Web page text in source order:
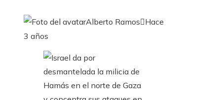
Alberto Ramos Hace
3 años